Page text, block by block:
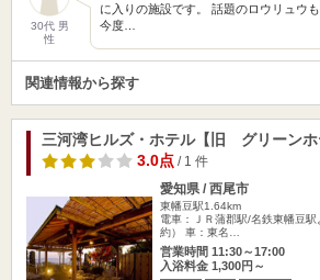
30代 男
性
に入りの施設です。 話題のロウリュウ
今度…
関連情報から探す
三河湾ヒルズ・ホテル【旧 グリーンホ
3.0点/ 1 件
愛知県 / 西尾市
東幡豆駅1.64km
電車：ＪＲ蒲郡駅/名鉄東幡豆
約） 車：東名…
営業時間 11:30～17:00
入浴料金 1,300円～